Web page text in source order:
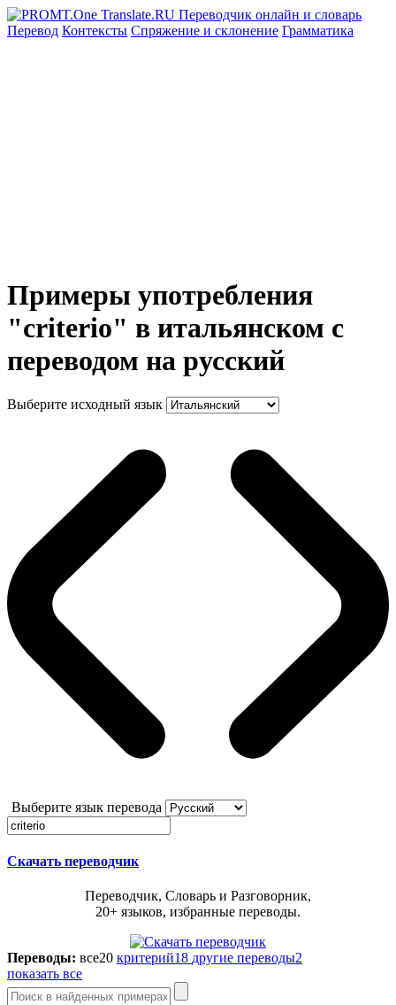
Перевод Контексты Спряжение и склонение Грамматика
Примеры употребления
"criterio" в итальянском с
переводом на русский
Выберите исходный язык
Выберите язык перевода
Скачать переводчик
Переводчик, Словарь и Разговорник,
20+ языков, избранные переводы.
Переводы: все20 критерий18 другие переводы2
показать все